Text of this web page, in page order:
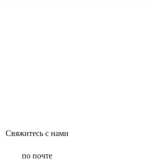
Свяжитесь с нами
по почте